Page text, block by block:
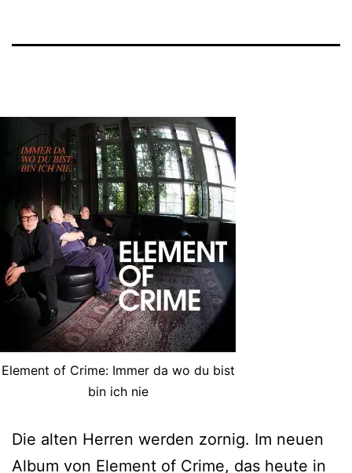
Element of Crime: Immer da wo du bist
bin ich nie
Die alten Herren werden zornig. Im neuen
Album von Element of Crime, das heute in